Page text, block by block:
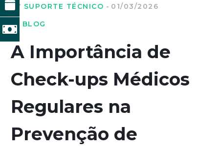
BY SUPORTE TÉCNICO
01/03/2026
IN BLOG
A Importância de
Check-ups Médicos
Regulares na
Prevenção de